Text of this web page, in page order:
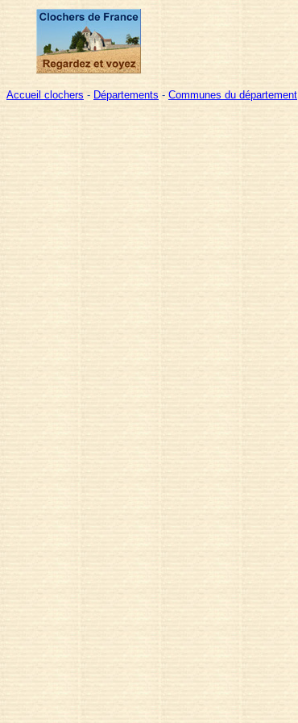
Accueil clochers - Départements - Communes du département